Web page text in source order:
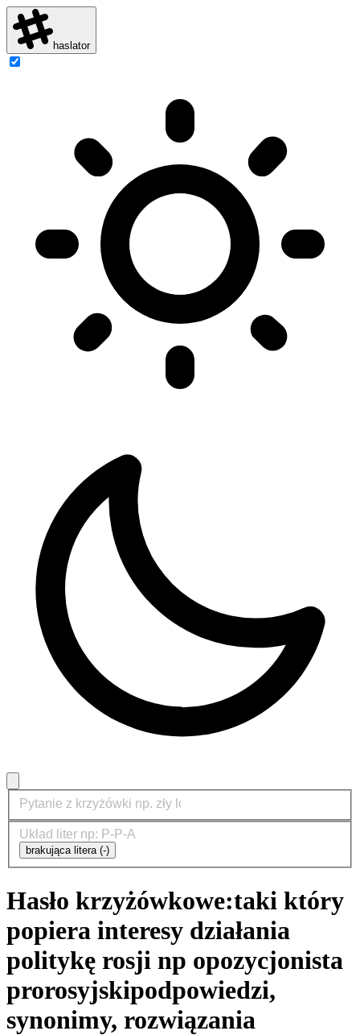
haslator
brakująca litera (-)
Hasło krzyżówkowe:taki który
popiera interesy działania
politykę rosji np opozycjonista
prorosyjskipodpowiedzi,
synonimy, rozwiązania